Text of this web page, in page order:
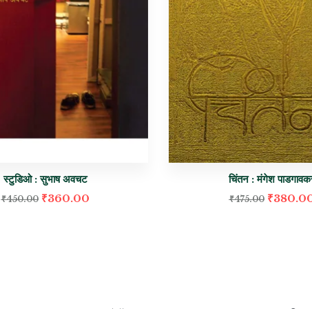
स्टुडिओ : सुभाष अवचट
₹450.00 ₹360.00
चिंतन : मंगेश
₹475.00 ₹